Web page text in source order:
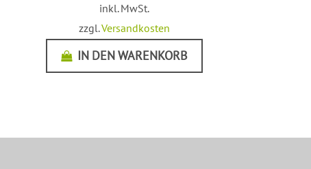
inkl. MwSt.
zzgl.Versandkosten
IN DEN WARENKORB